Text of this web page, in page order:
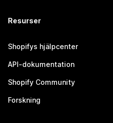
Resurser
Shopifys hjälpcenter
API-dokumentation
Shopify Community
Forskning